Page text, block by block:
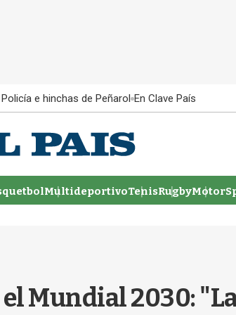
e hinchas de Peñarol En Clave País
MultideportivoTenisRugby
Mundial 2030: